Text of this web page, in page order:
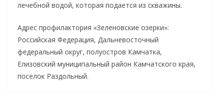
лечебной водой, которая подается из скважины.
Адрес профилактория «Зеленовские озерки»:
Российская Федерация, Дальневосточный
федеральный округ, полуостров Камчатка,
Елизовский муниципальный район Камчатского края,
поселок Раздольный.